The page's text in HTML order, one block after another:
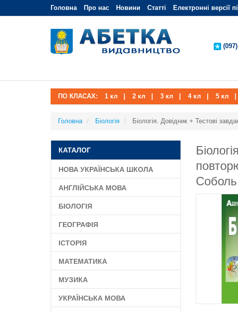
Головна Про нас Новини Статті Електронні версії
ПО КЛАСАХ: 1 кл 2 кл 3 кл 4 кл 5 кл
Головна Біологія Біологія. Довідник + Тестові
КАТАЛОГ
НОВА УКРАЇНСЬКА ШКОЛА
АНГЛІЙСЬКА МОВА
БІОЛОГІЯ
ГЕОГРАФІЯ
ІСТОРІЯ
МАТЕМАТИКА
МУЗИКА
УКРАЇНСЬКА МОВА